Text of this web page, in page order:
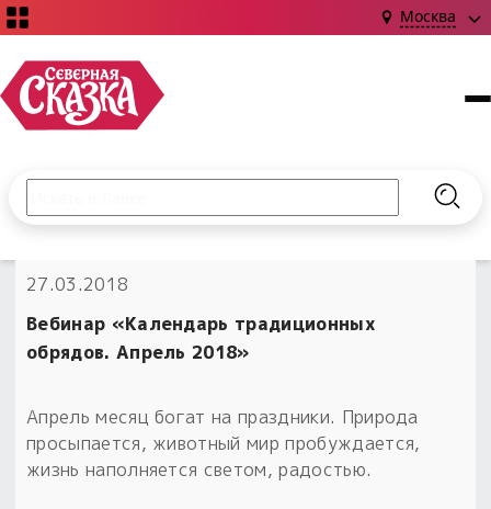
Москва
НОВИНКИ!
Книги
Издания о Славянской культуре и ведовстве
Наборы для курсов и книг
Обереги славян нательные
Сказки
Гадание
Библиография
С чего начать?
Материалы
Для алтаря
Расходные материалы
Новинки ›
Для чего:
Введите текст и нажмите кнопку «Найти», чтобы
27.03.2018
Вебинар «Календарь традиционных
обрядов. Апрель 2018»
Апрель месяц богат на праздники. Природа
просыпается, животный мир пробуждается,
жизнь наполняется светом, радостью.